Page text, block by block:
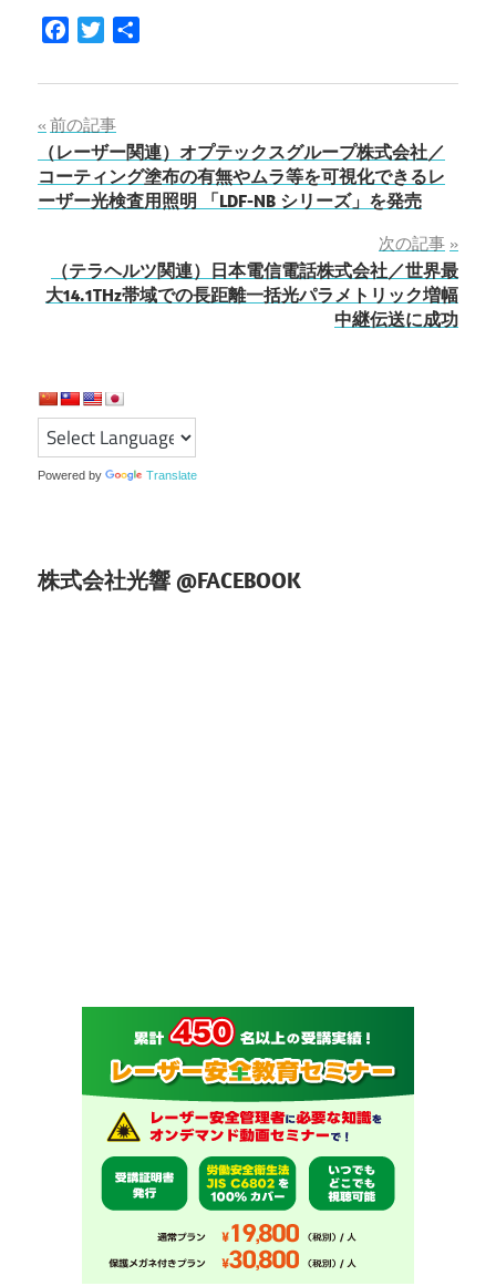
FacebookTwitter
投
稿
ナ
ビ
ゲ
シ
ョ
ン
前の記事
（レーザー関連）オプテックスグループ株式会社／
コーティング塗布の有無やムラ等を可視化できるレ
ーザー光検査用照明 「LDF-NB シリーズ」を発売
次の記事
（テラヘルツ関連）日本電信電話株式会社／世界最
大14.1THz帯域での長距離一括光パラメトリック増幅
中継伝送に成功
Powered by Translate
株式会社光響 @FACEBOOK